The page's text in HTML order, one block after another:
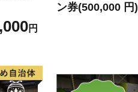
円
ン券(500,000 円)